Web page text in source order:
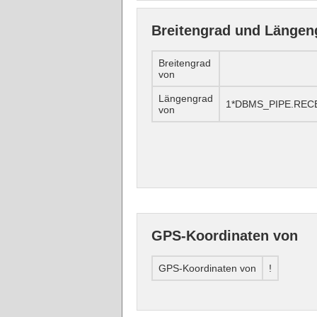
Breitengrad und
Breitengrad
von
Längengrad
von
GPS-Koordinaten von
GPS-Koordinaten von !